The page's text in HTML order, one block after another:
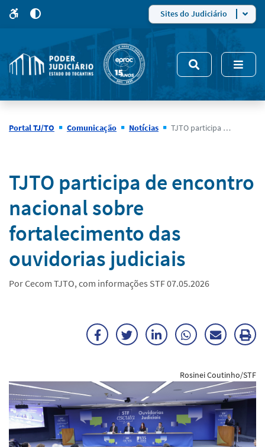
site
5
modo
de
alto
Sites do Judiciário
Portal TJ/TO Comunicação Notícias TJTO participa de encontro nacional sobre fortalecimento das ouvidorias judiciais
Notícias
TJTO participa de encontro
nacional sobre
fortalecimento das
ouvidorias judiciais
Por Cecom TJTO, com informações STF 07.05.2026
FacebookTwitterLinkedInWhatsApp
Enviar
E-
mail
Rosinei Coutinho/STF